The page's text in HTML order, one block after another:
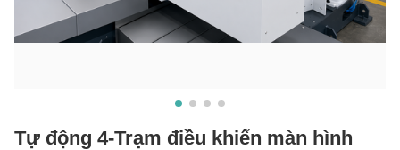
Tự động 4-Trạm điều khiển màn hình